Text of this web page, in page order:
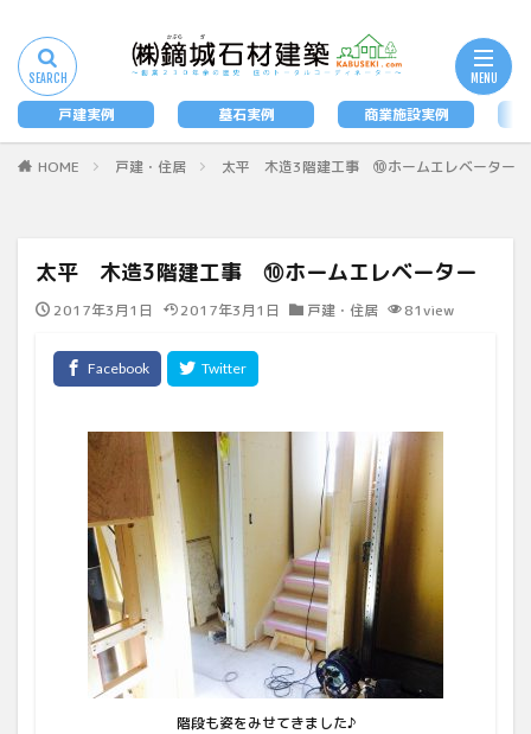
戸建実例 墓石実例 商業施設実例
HOME 戸建・住居 太平 木造3階建工事 ⑩ホームエレベーター
太平 木造3階建工事 ⑩ホームエレベーター
2017年3月1日 2017年3月1日 戸建・住居 81view
階段も姿をみせてきました♪
タグ